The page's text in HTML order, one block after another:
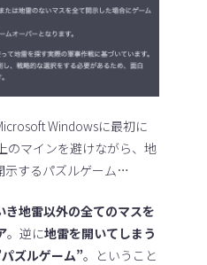
Windowsに最初に
のマインを避けながら、地
示するパズルゲーム…
き地雷以外の全てのマスを
。逆に地雷を開いてしまう
ズルゲーム”。ということ